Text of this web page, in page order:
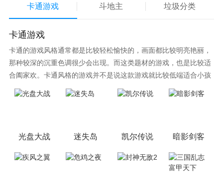
卡通游戏 斗地主 垃圾分类
卡通游戏
卡通的游戏风格通常都是比较轻松愉快的，画面都比较明亮艳丽，
那种较深的沉重色调很少会出现。而这类题材的游戏，也是比较适
合阖家欢。卡通风格的游戏并不是说这款游戏就比较低端适合小孩
子玩，因为很多游戏厂商会故意把游戏中添加进入卡通元素，这也
光盘大战 迷失岛 凯尔传说 暗影剑客